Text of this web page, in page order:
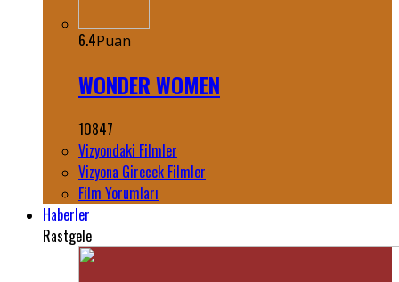
6.4Puan
WONDER WOMEN
10847
Vizyondaki Filmler
Vizyona Girecek Filmler
Film Yorumları
Haberler
Rastgele